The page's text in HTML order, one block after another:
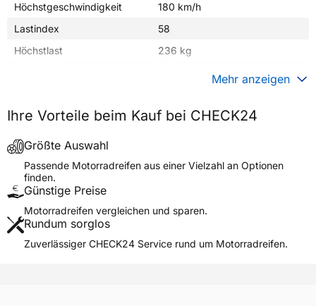
Höchstgeschwindigkeit
180 km/h
Lastindex
58
Höchstlast
236 kg
Fahrzeugtyp
Motorrad
Verwendung
Modellname
SPORTEC STREET FRONT
Reifenposition
Motorradtyp
Street
Weitere Eigenschaften
Mehr anzeigen
Ihre Vorteile beim Kauf bei CHECK24
Größte Auswahl
Passende Motorradreifen aus einer Vielzahl an Optionen
finden.
Günstige Preise
Motorradreifen vergleichen und sparen.
Rundum sorglos
Zuverlässiger CHECK24 Service rund um Motorradreifen.